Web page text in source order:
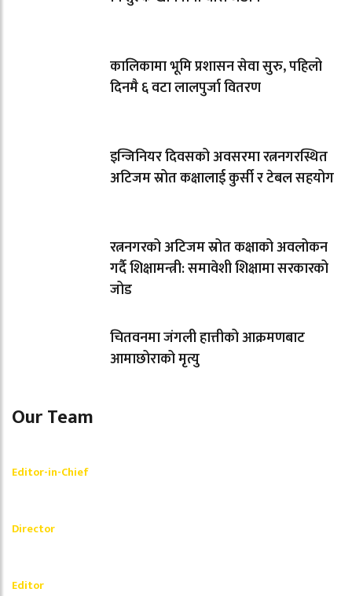
कालिकामा भूमि प्रशासन सेवा सुरु, पहिलो
दिनमै ६ वटा लालपुर्जा वितरण
इन्जिनियर दिवसको अवसरमा रत्ननगरस्थित
अटिजम स्रोत कक्षालाई कुर्सी र टेबल सहयोग
रत्ननगरको अटिजम स्रोत कक्षाको अवलोकन
गर्दै शिक्षामन्त्री: समावेशी शिक्षामा सरकारको
जोड
चितवनमा जंगली हात्तीको आक्रमणबाट
आमाछोराको मृत्यु
Our Team
Editor-in-Chief
Director
Editor